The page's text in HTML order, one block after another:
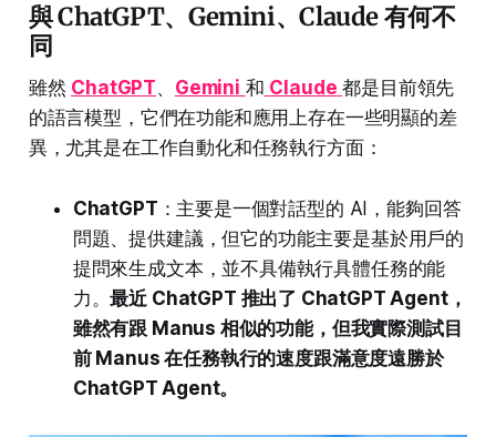
與 ChatGPT、Gemini、Claude 有何不
同
雖然 ChatGPT、 Gemini 和 Claude 都是目前領先
的語言模型，它們在功能和應用上存在一些明顯的差
異，尤其是在工作自動化和任務執行方面：
ChatGPT ：主要是一個對話型的 AI，能夠回答
問題、提供建議，但它的功能主要是基於用戶的
提問來生成文本，並不具備執行具體任務的能
力。最近 ChatGPT 推出了 ChatGPT Agent，
雖然有跟 Manus 相似的功能，但我實際測試目
前 Manus 在任務執行的速度跟滿意度遠勝於
ChatGPT Agent。